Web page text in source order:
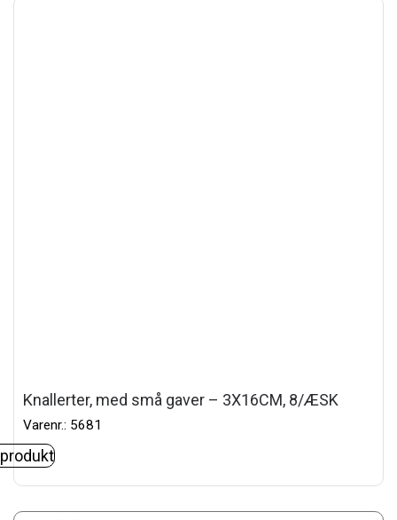
Knallerter, med små gaver – 3X16CM, 8/ÆSK
Varenr.: 5681